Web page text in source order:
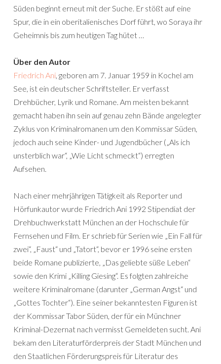
Süden beginnt erneut mit der Suche. Er stößt auf eine
Spur, die in ein oberitalienisches Dorf führt, wo Soraya ihr
Geheimnis bis zum heutigen Tag hütet …
Über den Autor
Friedrich Ani, geboren am 7. Januar 1959 in Kochel am
See, ist ein deutscher Schriftsteller. Er verfasst
Drehbücher, Lyrik und Romane. Am meisten bekannt
gemacht haben ihn sein auf genau zehn Bände angelegter
Zyklus von Kriminalromanen um den Kommissar Süden,
jedoch auch seine Kinder- und Jugendbücher („Als ich
unsterblich war“, „Wie Licht schmeckt“) erregten
Aufsehen.
Nach einer mehrjährigen Tätigkeit als Reporter und
Hörfunkautor wurde Friedrich Ani 1992 Stipendiat der
Drehbuchwerkstatt München an der Hochschule für
Fernsehen und Film. Er schrieb für Serien wie „Ein Fall für
zwei“, „Faust“ und „Tatort“, bevor er 1996 seine ersten
beide Romane publizierte, „Das geliebte süße Leben“
sowie den Krimi „Killing Giesing“. Es folgten zahlreiche
weitere Kriminalromane (darunter „German Angst“ und
„Gottes Tochter“). Eine seiner bekanntesten Figuren ist
der Kommissar Tabor Süden, der für ein Münchner
Kriminal-Dezernat nach vermisst Gemeldeten sucht. Ani
bekam den Literaturförderpreis der Stadt München und
den Staatlichen Förderungspreis für Literatur des